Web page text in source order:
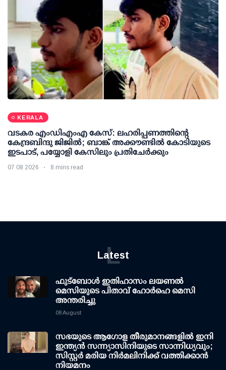
KERALA
വടകര എംഡിഎംഎ കേസ്: ലഹരിപ്പണത്തിന്റെ
കേന്ദ്രബിന്ദു ജിജില്‍; ബാങ്ക് അക്കൗണ്ടില്‍ കോടിയുടെ
ഇടപാട്, പയ്യോളി കേസിലും പ്രതിചേര്‍ക്കും
07 08 2026 8 mins read
Latest
L
ഫുട്ബോൾ ഇതിഹാസം ലയണൽ
മെസിയുടെ പിതാവ് ഹോർഹെ മെസി
അന്തരിച്ചു
08 August
സഭയുടെ ആഗോള തീരുമാനങ്ങളിൽ ഇനി
ഇന്ത്യൻ സന്ന്യാസിനിയുടെ സാന്നിധ്യവും;
സിസ്റ്റർ മരിയ നിർമലിനിക്ക് വത്തിക്കാൻ
നിയമനം